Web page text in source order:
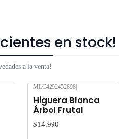
en stock!
a la venta!
MLC4292452898|
Higuera Blanca
Árbol Frutal
$14.990